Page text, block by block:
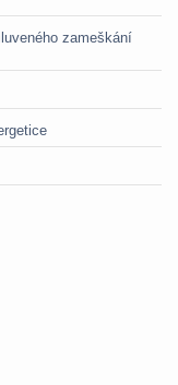
zameškání